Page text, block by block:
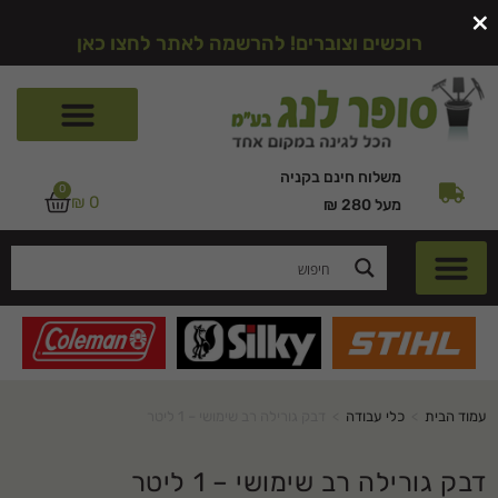
רוכשים וצוברים! להרשמה לאתר לחצו כאן
משלוח חינם בקניה
מעל 280 ₪
₪ 0
0
עמוד הבית כלי עבודה
דבק גורילה רב שימושי – 1 ליטר
×